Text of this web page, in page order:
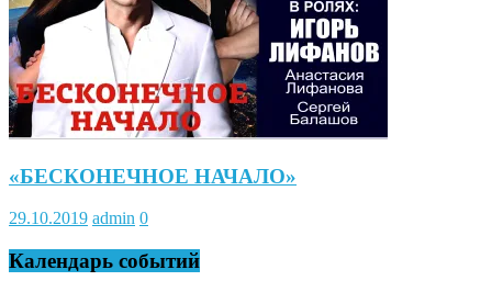
«БЕСКОНЕЧНОЕ НАЧАЛО»
29.10.2019 admin 0
Календарь событий